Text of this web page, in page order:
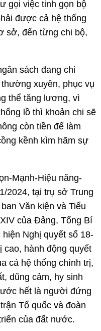
gọi việc tinh gọn bộ
được cả hệ thống
sở, đến từng chi bộ,
sách đang chi
xuyên, phục vụ
thể tăng lương, vì
lồ thì khoản chi sẽ
còn tiền để làm
kềnh kìm hãm sự
Mạnh-Hiệu năng-
2024, tại trụ sở Trung
Văn kiện và Tiểu
của Đảng, Tổng Bí
Nghị quyết số 18-
cao, hành động quyết
cả hệ thống chính trị,
dũng cảm, hy sinh
hết là người đứng
Tổ quốc và đoàn
của đất nước.